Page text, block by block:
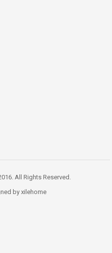
All Rights Reserved.
by xilehome